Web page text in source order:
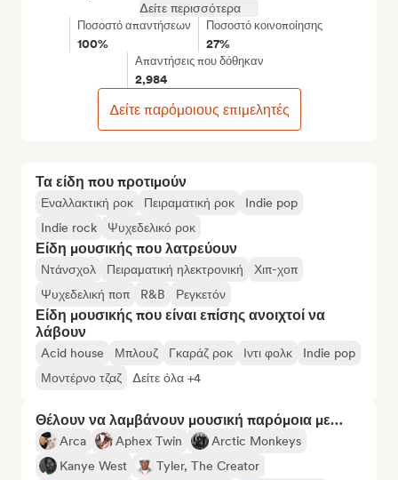
Τα είδη που προτιμούν
Εναλλακτική ροκ Πειραματική ροκ
Indie pop
Indie rock
Ψυχεδελικό ροκ
Είδη μουσικής που λατρεύουν
Ντάνσχολ Πειραματική ηλεκτρονική
Χιπ-χοπ
Ψυχεδελική ποπ
R&B Ρεγκετόν
Είδη μουσικής που είναι επίσης ανοιχτοί να
λάβουν
Acid house Μπλουζ Γκαράζ ροκ Ιντι φολκ
Indie pop
Μοντέρνο τζαζ
Δείτε όλα +4
Θέλουν να λαμβάνουν μουσική παρόμοια με…
Arca Aphex Twin
Arctic Monkeys
Kanye West
Tyler, The Creator
Δείτε περισσότερα
Ποσοστό απαντήσεων
100%
Ποσοστό κοινοποίησης
27%
Απαντήσεις που δόθηκαν
2,984
Δείτε παρόμοιους επιμελητές